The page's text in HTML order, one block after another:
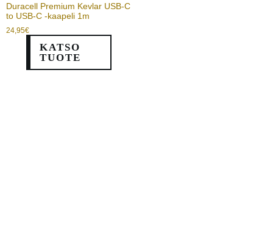
Duracell Premium Kevlar USB-C
to USB-C -kaapeli 1m
24,95€
KATSO
TUOTE